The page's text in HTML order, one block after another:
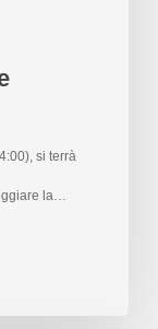
si terrà
la…